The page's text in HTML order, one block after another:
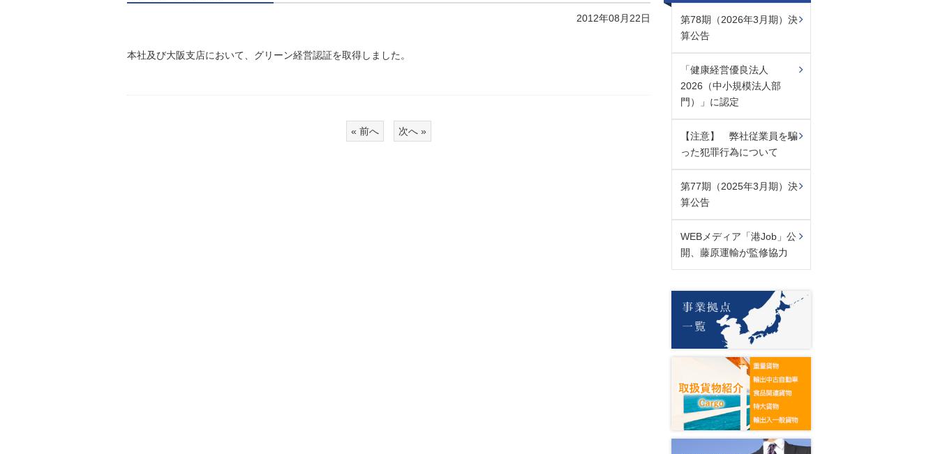
2012年08月22日
本社及び大阪支店において、グリーン経営認証を取得しました。
« 前へ 次へ »
第78期（2026年3月期）決
算公告
「健康経営優良法人
2026（中小規模法人部
門）」に認定
【注意】 弊社従業員を騙
った犯罪行為について
第77期（2025年3月期）決
算公告
WEBメディア「港Job」公
開、藤原運輸が監修協力